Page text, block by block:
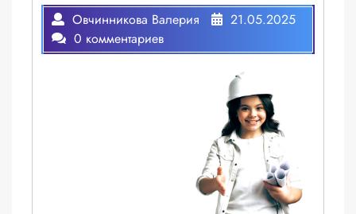
Овчинникова Валерия
21.05.2025
0 комментариев